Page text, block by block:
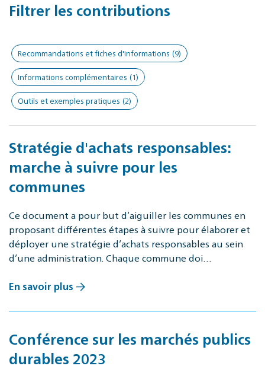
Filtrer les contributions
Recommandations et fiches d'informations (9)
Informations complémentaires (1)
Outils et exemples pratiques (2)
Stratégie d'achats responsables:
marche à suivre pour les
communes
Ce document a pour but d’aiguiller les communes en
proposant différentes étapes à suivre pour élaborer et
déployer une stratégie d’achats responsables au sein
d’une administration. Chaque commune doi…
En savoir plus
Conférence sur les marchés publics
durables 2023